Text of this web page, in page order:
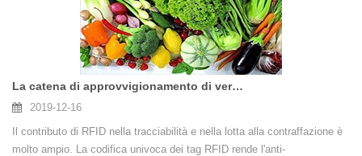
La catena di approvvigionamento di verdure RFID crea una vita verde e sana
2019-12-16
Il contributo di RFID nella tracciabilità e nella lotta alla contraffazione è
molto ampio. La codifica univoca dei tag RFID rende l'anti-